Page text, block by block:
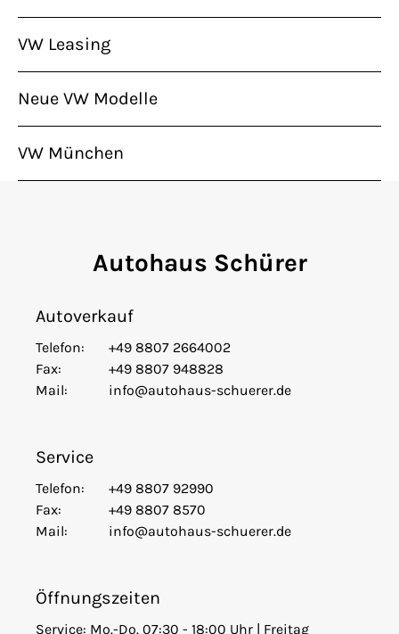
VW Leasing
Neue VW Modelle
VW München
Autohaus Schürer
Autoverkauf
Telefon:
+49 8807 2664002
Fax:
+49 8807 948828
Mail:
info@autohaus-schuerer.de
Service
Telefon:
+49 8807 92990
Fax:
+49 8807 8570
Mail:
info@autohaus-schuerer.de
Öffnungszeiten
Service: Mo.-Do. 07:30 - 18:00 Uhr | Freitag